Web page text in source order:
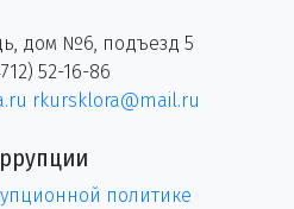
дом №6, подъезд 5
52-16-86
rkursklora@mail.ru
политике